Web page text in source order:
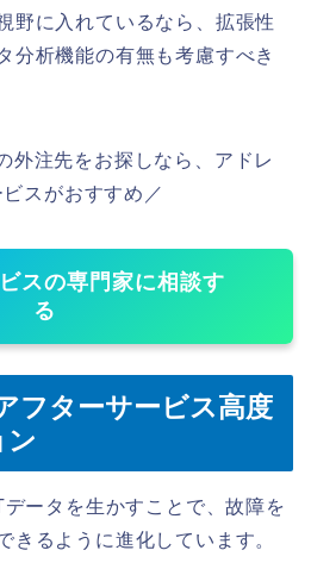
野に入れているなら、拡張性
分析機能の有無も考慮すべき
外注先をお探しなら、アドレ
スがおすすめ／
スの専門家に相談す
る
フターサービス高度
ン
ータを生かすことで、故障を
きるように進化しています。